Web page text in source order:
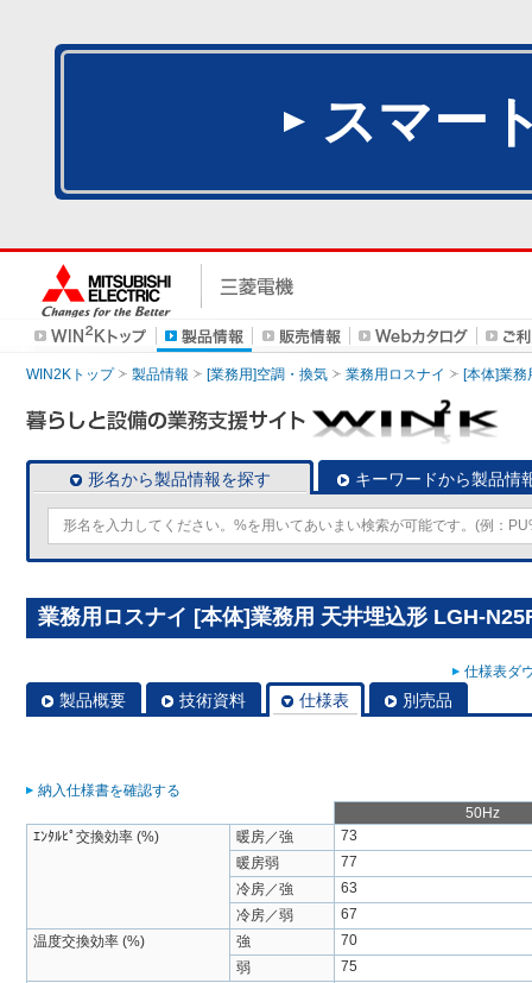
スマー
WIN2Kトップ 製品情報 [業務用]空調・換気 業務用ロスナイ [本体]業務
形名から製品情報を探す キーワードから製品情
業務用ロスナイ [本体]業務用 天井埋込形 LGH-
仕様表ダ
製品概要 技術資料 仕様表 別売品
納入仕様書を確認する
50Hz
ｴﾝﾀﾙﾋﾟ交換効率 (%)
暖房／強
73
暖房弱
77
冷房／強
63
冷房／弱
67
温度交換効率 (%)
強
70
弱
75